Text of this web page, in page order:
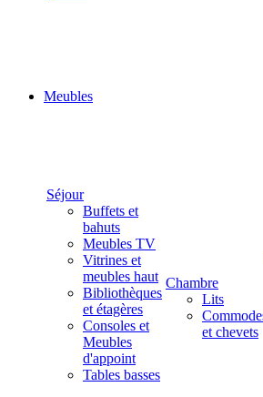
Meubles
Séjour
Buffets et
bahuts
Meubles TV
Vitrines et
meubles haut
Bibliothèques
et étagères
Consoles et
Meubles
d'appoint
Tables basses
Chambre
Lits
et chevets